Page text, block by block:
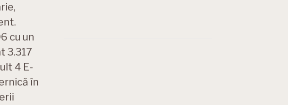
cu un
3.317
4 E-
în